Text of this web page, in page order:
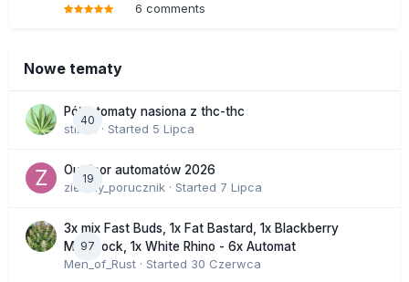
6 comments
Nowe tematy
40
Półautomaty nasiona z thc-thc
stix33 · Started 5 Lipca
19
Outdoor automatów 2026
zielony_porucznik · Started 7 Lipca
97
3x mix Fast Buds, 1x Fat Bastard, 1x Blackberry
Moonrock, 1x White Rhino - 6x Automat
Men_of_Rust · Started 30 Czerwca